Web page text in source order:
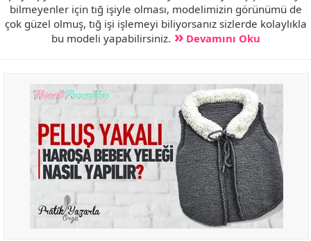
bilmeyenler için tığ işiyle olması, modelimizin görünümü de
çok güzel olmuş, tığ işi işlemeyi biliyorsanız sizlerde kolaylıkla
bu modeli yapabilirsiniz.
Devamını Oku